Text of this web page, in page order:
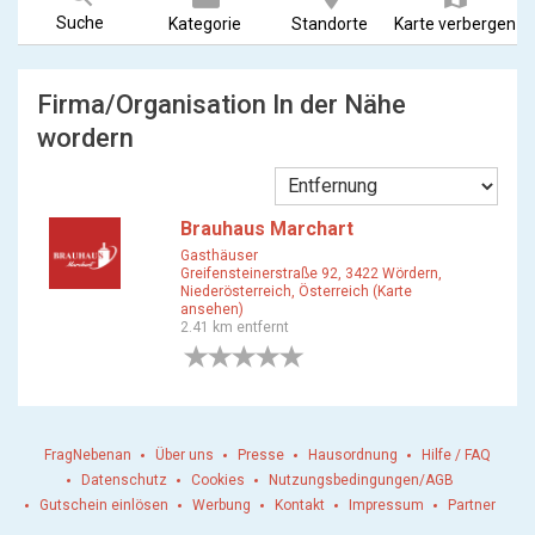
Suche Kategorie Standorte Karte verbergen
Firma/Organisation In der Nähe
wordern
Brauhaus Marchart
Gasthäuser
Greifensteinerstraße 92, 3422 Wördern,
Niederösterreich, Österreich (Karte
ansehen)
2.41 km entfernt
FragNebenan Über uns Presse Hausordnung
Hilfe / FAQ
Datenschutz
Cookies
Nutzungsbedingungen/AGB
Gutschein einlösen
Werbung Kontakt Impressum Partner